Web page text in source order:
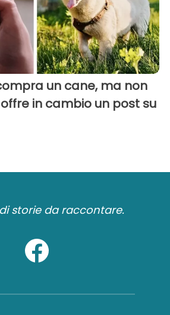
un cane, ma non
in cambio un post su
storie da raccontare.